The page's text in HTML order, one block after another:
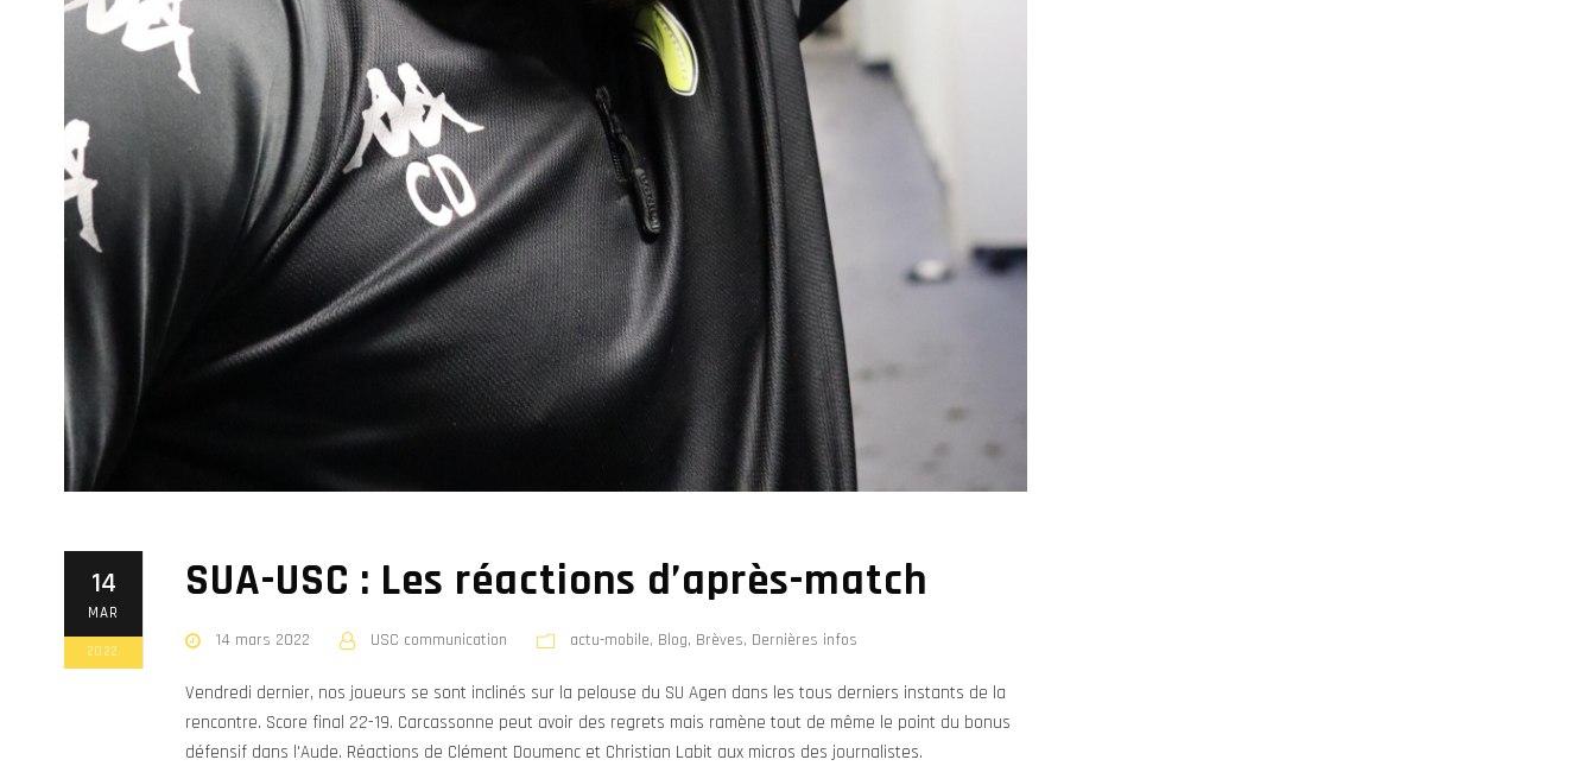
14
MAR
2022
SUA-USC : Les réactions d’après-match
14 mars 2022 USC communication actu-mobile, Blog, Brèves, Dernières infos
Vendredi dernier, nos joueurs se sont inclinés sur la pelouse du SU Agen dans les tous derniers instants de la
rencontre. Score final 22-19. Carcassonne peut avoir des regrets mais ramène tout de même le point du bonus
défensif dans l'Aude. Réactions de Clément Doumenc et Christian Labit aux micros des journalistes.